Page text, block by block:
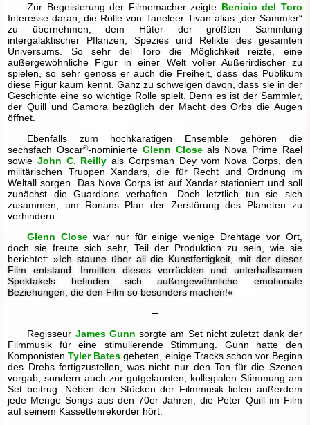
Zur Begeisterung der Filmemacher zeigte Benicio del Toro
Interesse daran, die Rolle von Taneleer Tivan alias „der Sammler“
zu übernehmen, dem Hüter der größten Sammlung
intergalaktischer Pflanzen, Spezies und Relikte des gesamten
Universums. So sehr del Toro die Möglichkeit reizte, eine
außergewöhnliche Figur in einer Welt voller Außerirdischer zu
spielen, so sehr genoss er auch die Freiheit, dass das Publikum
diese Figur kaum kennt. Ganz zu schweigen davon, dass sie in der
Geschichte eine so wichtige Rolle spielt. Denn es ist der Sammler,
der Quill und Gamora bezüglich der Macht des Orbs die Augen
öffnet.
Ebenfalls zum hochkarätigen Ensemble gehören die
sechsfach Oscar®-nominierte Glenn Closeals Nova Prime Rael
sowie John C. Reilly als Corpsman Dey vom Nova Corps, den
militärischen Truppen Xandars, die für Recht und Ordnung im
Weltall sorgen. Das Nova Corps ist auf Xandar stationiert und soll
zunächst die Guardians verhaften. Doch letztlich tun sie sich
zusammen, um Ronans Plan der Zerstörung des Planeten zu
verhindern.
Glenn Close war nur für einige wenige Drehtage vor Ort,
doch sie freute sich sehr, Teil der Produktion zu sein, wie sie
berichtet:»Ich staune über all die Kunstfertigkeit, mit der dieser
Film entstand. Inmitten dieses verrückten und unterhaltsamen
Spektakels befinden sich außergewöhnliche emotionale
Beziehungen, die den Film so besonders machen!«
─
Regisseur James Gunn sorgte am Set nicht zuletzt dank der
Filmmusik für eine stimulierende Stimmung. Gunn hatte den
KomponistenTyler Bates gebeten, einige Tracks schon vor Beginn
des Drehs fertigzustellen, was nicht nur den Ton für die Szenen
vorgab, sondern auch zur gutgelaunten, kollegialen Stimmung am
Set beitrug. Neben den Stücken der Filmmusik liefen außerdem
jede Menge Songs aus den 70er Jahren, die Peter Quill im Film
auf seinem Kassettenrekorder hört.